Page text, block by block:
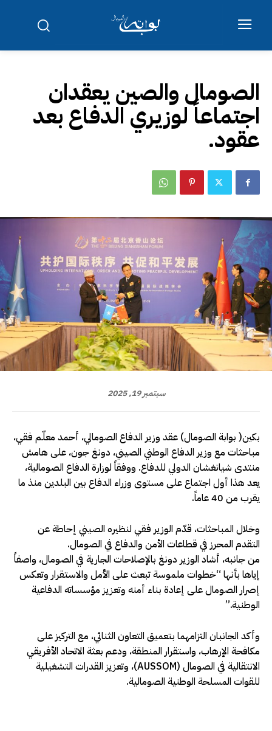
الصومال والصين يعقدان
اجتماعاً لوزيري الدفاع بعد
عقود.
سبتمبر 19, 2025
بكين( بوابة الصومال) عقد وزير الدفاع الصومالي، أحمد معلّم فقي،
مباحثات مع وزير الدفاع الوطني الصيني، دونغ جون، على هامش
منتدى شيانغشان الدولي للدفاع. ووفقاً لوزارة الدفاع الصومالية،
يعد هذا أول اجتماع على مستوى وزراء الدفاع بين البلدين منذ ما
يقرب من 40 عاماً.
وخلال المباحثات، قدّم الوزير فقي لنظيره الصيني إحاطة عن
التقدم المحرز في قطاعات الأمن والدفاع في الصومال.
من جانبه، أشاد الوزير دونغ بالإصلاحات الجارية في الصومال، واصفاً
إياها بأنها “خطوات ملموسة تبعث على الأمل والاستقرار وتعكس
إصرار الصومال على إعادة بناء أمنه وتعزيز مؤسساته الدفاعية
الوطنية.”
وأكد الجانبان التزامهما بتعميق التعاون الثنائي، مع التركيز على
مكافحة الإرهاب، واستقرار المنطقة، ودعم بعثة الاتحاد الأفريقي
الانتقالية في الصومال (AUSSOM)، وتعزيز القدرات التشغيلية
للقوات المسلحة الوطنية الصومالية.